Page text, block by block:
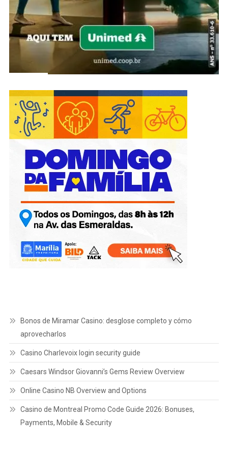
Bonos de Miramar Casino: desglose completo y cómo
aprovecharlos
Casino Charlevoix login security guide
Caesars Windsor Giovanni’s Gems Review Overview
Online Casino NB Overview and Options
Casino de Montreal Promo Code Guide 2026: Bonuses,
Payments, Mobile & Security